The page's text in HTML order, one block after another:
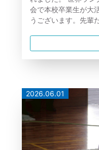
会で本校卒業生が大
うございます。先輩
2026.06.01